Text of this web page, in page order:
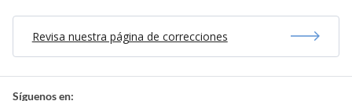
Revisa nuestra página de correcciones
Síguenos en: